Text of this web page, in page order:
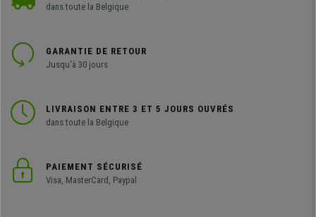
dans toute la Belgique
GARANTIE DE RETOUR
Jusqu'à 30 jours
LIVRAISON ENTRE 3 ET 5 JOURS OUVRÉS
dans toute la Belgique
PAIEMENT SÉCURISÉ
Visa, MasterCard, Paypal